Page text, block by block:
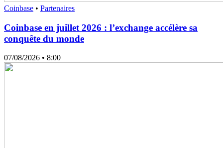
Coinbase • Partenaires
Coinbase en juillet 2026 : l’exchange accélère sa
conquête du monde
07/08/2026 • 8:00